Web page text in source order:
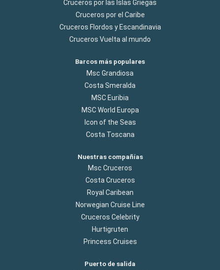
Cruceros por las Islas Griegas
Cruceros por el Caribe
Cruceros Flordos y Escandinavia
Cruceros Vuelta al mundo
Barcos más populares
Msc Grandiosa
Costa Smeralda
MSC Euribia
MSC World Europa
Icon of the Seas
Costa Toscana
Nuestras compañías
Msc Cruceros
Costa Cruceros
Royal Caribean
Norwegian Cruise Line
Cruceros Celebrity
Hurtigruten
Princess Cruises
Puerto de salida